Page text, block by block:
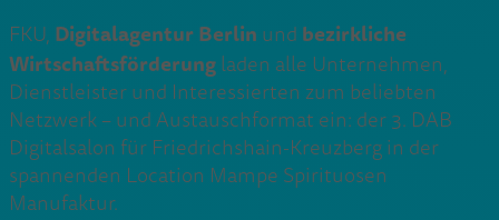
FKU, Digitalagentur Berlin und bezirkliche
Wirtschaftsförderung laden alle Unternehmen,
Dienstleister und Interessierten zum beliebten
Netzwerk – und Austauschformat ein: der 3. DAB
Digitalsalon für Friedrichshain-Kreuzberg in der
spannenden Location Mampe Spirituosen
Manufaktur.